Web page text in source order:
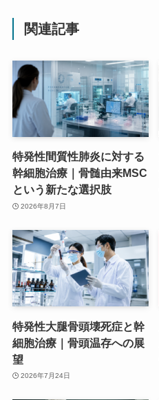
関連記事
特発性間質性肺炎に対する
幹細胞治療｜骨髄由来MSC
という新たな選択肢
2026年8月7日
特発性大腿骨頭壊死症と幹
細胞治療｜骨頭温存への展
望
2026年7月24日